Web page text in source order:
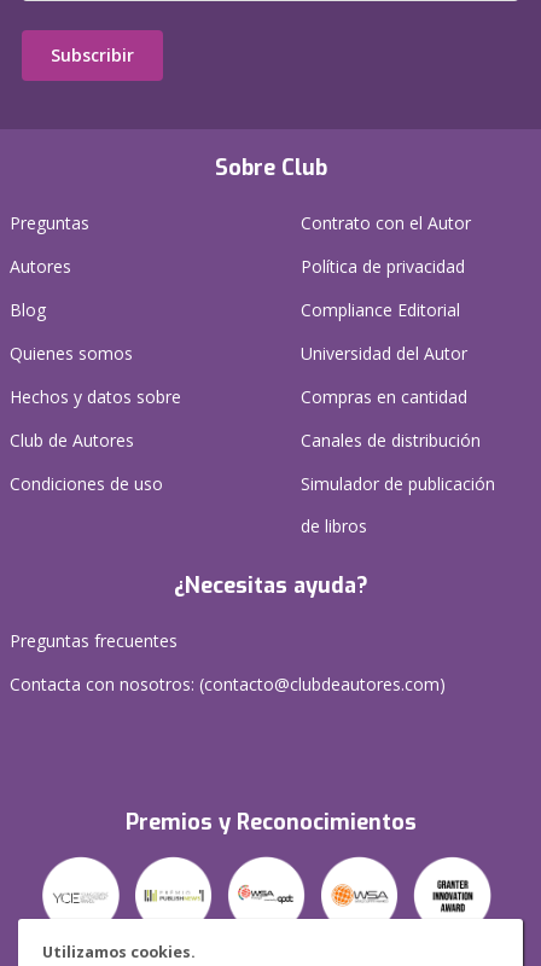
Utilizamos cookies.
Sobre Club
Preguntas
Autores
Blog
Quienes somos
Hechos y datos sobre
Club de Autores
Condiciones de uso
Contrato con el Autor
Política de privacidad
Compliance Editorial
Universidad del Autor
Compras en cantidad
Canales de distribución
Simulador de publicación
de libros
¿Necesitas ayuda?
Preguntas frecuentes
Contacta con nosotros: (contacto@clubdeautores.com)
Premios y Reconocimientos
Subscribir